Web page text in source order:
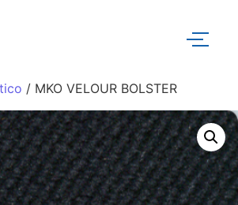
/ MKO VELOUR BOLSTER